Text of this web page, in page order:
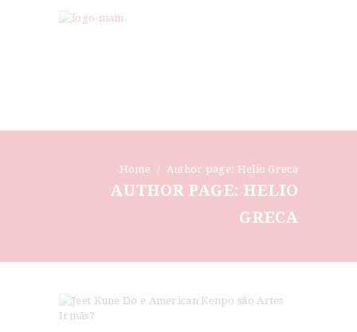
Home Author page: Helio Greca
AUTHOR PAGE: HELIO
GRECA